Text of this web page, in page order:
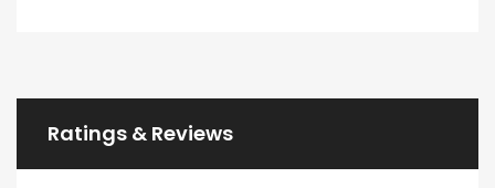
Ratings & Reviews